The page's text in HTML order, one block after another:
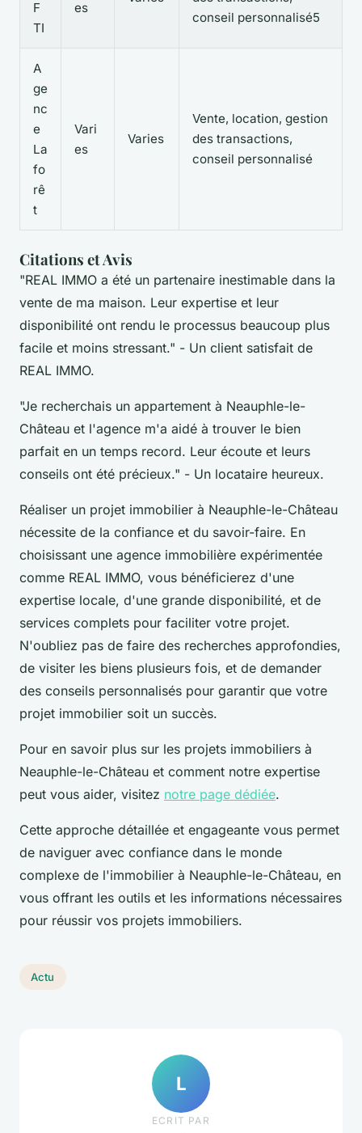
F
TI
es
conseil personnalisé5
A
ge
nc
e
La
fo
rê
t
Vari
es
Varies
Vente, location, gestion
des transactions,
conseil personnalisé
Citations et Avis
"REAL IMMO a été un partenaire inestimable dans la
vente de ma maison. Leur expertise et leur
disponibilité ont rendu le processus beaucoup plus
facile et moins stressant." - Un client satisfait de
REAL IMMO.
"Je recherchais un appartement à Neauphle-le-
Château et l'agence m'a aidé à trouver le bien
parfait en un temps record. Leur écoute et leurs
conseils ont été précieux." - Un locataire heureux.
Réaliser un projet immobilier à Neauphle-le-Château
nécessite de la confiance et du savoir-faire. En
choisissant une agence immobilière expérimentée
comme REAL IMMO, vous bénéficierez d'une
expertise locale, d'une grande disponibilité, et de
services complets pour faciliter votre projet.
N'oubliez pas de faire des recherches approfondies,
de visiter les biens plusieurs fois, et de demander
des conseils personnalisés pour garantir que votre
projet immobilier soit un succès.
Pour en savoir plus sur les projets immobiliers à
Neauphle-le-Château et comment notre expertise
peut vous aider, visitez notre page dédiée.
Cette approche détaillée et engageante vous permet
de naviguer avec confiance dans le monde
complexe de l'immobilier à Neauphle-le-Château, en
vous offrant les outils et les informations nécessaires
pour réussir vos projets immobiliers.
Actu
L
ECRIT PAR